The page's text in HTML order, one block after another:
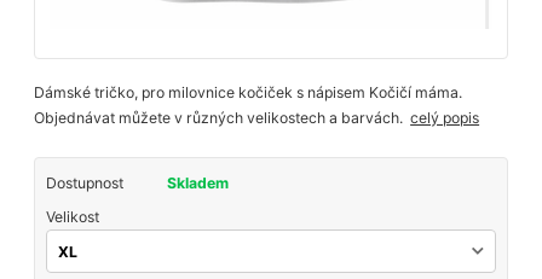
Dámské tričko, pro milovnice kočiček s nápisem Kočičí máma.
Objednávat můžete v různých velikostech a barvách.celý popis
Dostupnost
Skladem
Velikost